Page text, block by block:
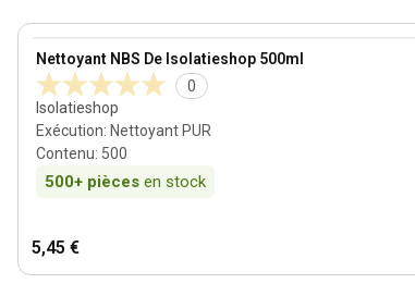
Nettoyant NBS De Isolatieshop 500ml
0
Isolatieshop
Exécution: Nettoyant PUR
Contenu: 500
500+ pièces en stock
View product
5,45 €